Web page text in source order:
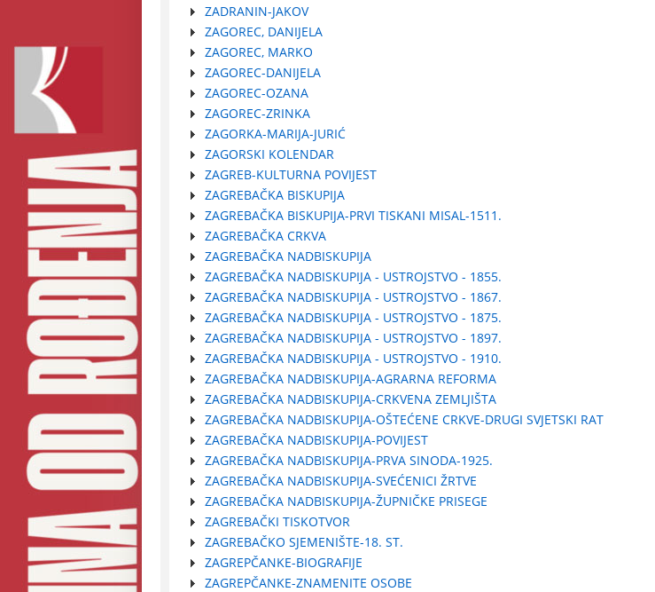
ZADRANIN-JAKOV
ZAGOREC, DANIJELA
ZAGOREC, MARKO
ZAGOREC-DANIJELA
ZAGOREC-OZANA
ZAGOREC-ZRINKA
ZAGORKA-MARIJA-JURIĆ
ZAGORSKI KOLENDAR
ZAGREB-KULTURNA POVIJEST
ZAGREBAČKA BISKUPIJA
ZAGREBAČKA BISKUPIJA-PRVI TISKANI MISAL-1511.
ZAGREBAČKA CRKVA
ZAGREBAČKA NADBISKUPIJA
ZAGREBAČKA NADBISKUPIJA - USTROJSTVO - 1855.
ZAGREBAČKA NADBISKUPIJA - USTROJSTVO - 1867.
ZAGREBAČKA NADBISKUPIJA - USTROJSTVO - 1875.
ZAGREBAČKA NADBISKUPIJA - USTROJSTVO - 1897.
ZAGREBAČKA NADBISKUPIJA - USTROJSTVO - 1910.
ZAGREBAČKA NADBISKUPIJA-AGRARNA REFORMA
ZAGREBAČKA NADBISKUPIJA-CRKVENA ZEMLJIŠTA
ZAGREBAČKA NADBISKUPIJA-OŠTEĆENE CRKVE-DRUGI SVJETSKI RAT
ZAGREBAČKA NADBISKUPIJA-POVIJEST
ZAGREBAČKA NADBISKUPIJA-PRVA SINODA-1925.
ZAGREBAČKA NADBISKUPIJA-SVEĆENICI ŽRTVE
ZAGREBAČKA NADBISKUPIJA-ŽUPNIČKE PRISEGE
ZAGREBAČKI TISKOTVOR
ZAGREBAČKO SJEMENIŠTE-18. ST.
ZAGREPČANKE-BIOGRAFIJE
ZAGREPČANKE-ZNAMENITE OSOBE